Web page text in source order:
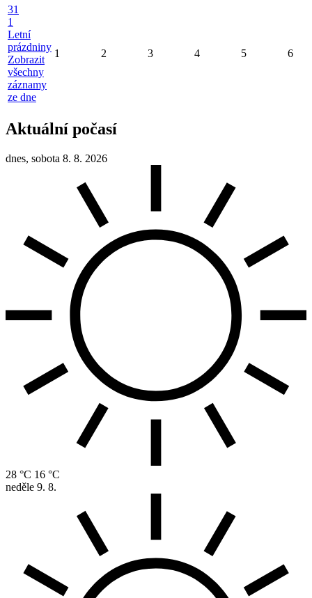
31
1
Letní
prázdniny
Zobrazit
všechny
záznamy
ze dne
1 2 3 4 5 6
Aktuální počasí
dnes, sobota 8. 8. 2026
28 °C 16 °C
neděle 9. 8.